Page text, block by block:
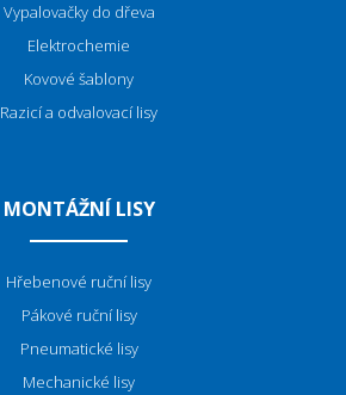
Vypalovačky do dřeva
Elektrochemie
Kovové šablony
Razicí a odvalovací lisy
MONTÁŽNÍ LISY
Hřebenové ruční lisy
Pákové ruční lisy
Pneumatické lisy
Mechanické lisy